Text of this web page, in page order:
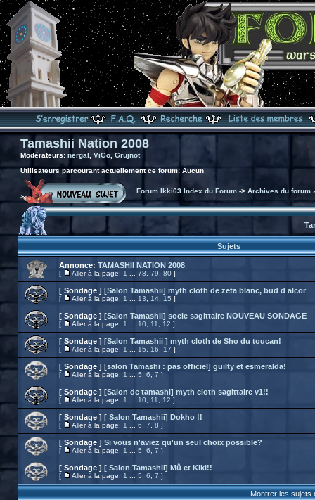
Tamashii Nation 2008
Modérateurs: nergal ViGo, Grujnot
Utilisateurs parcourant actuellement ce forum: Aucun
Forum Ikki63 Index du Forum-> Archives du forum
Sujets
Annonce: TAMASHII NATION 2008
[ Aller à la page: 1 78 79 80]
[ Sondage ] [Salon Tamashii] myth cloth de zeta blanc, bud d alcor
[ Aller à la page: 1 13 14, 15 ]
[ Sondage ] [Salon Tamashii] socle sagittaire NOUVEAU SONDAGE
[ Aller à la page: 1 10 11 12 ]
[ Sondage ] [Salon Tamashii ] myth cloth de Sho du toucan!
[ Aller à la page: 1 15 16 17 ]
[ Sondage ] [salon Tamashi : pas officiel] guilty et esmeralda!
[ Aller à la page: 1 5, 6 7 ]
[ Sondage ] [Salon de tamashi] myth cloth sagittaire v1!!
[ Aller à la page: 1 10, 11 12 ]
[ Sondage ] [ Salon Tamashii] Dokho !!
[ Aller à la page: 1 6 7 8 ]
[ Sondage ] Si vous n'aviez qu'un seul choix possible?
[ Aller à la page: 1 5 6 7 ]
[ Sondage ] [ Salon Tamashii] Mû et Kiki!!
[ Aller à la page: 1 5 6 7 ]
Montrer les sujets